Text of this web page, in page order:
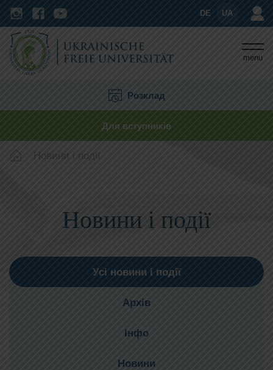
DE UA
menu
Розклад
Для вступників
Новини і події
Новини і події
Усі новини і події
Архів
Інфо
Новини